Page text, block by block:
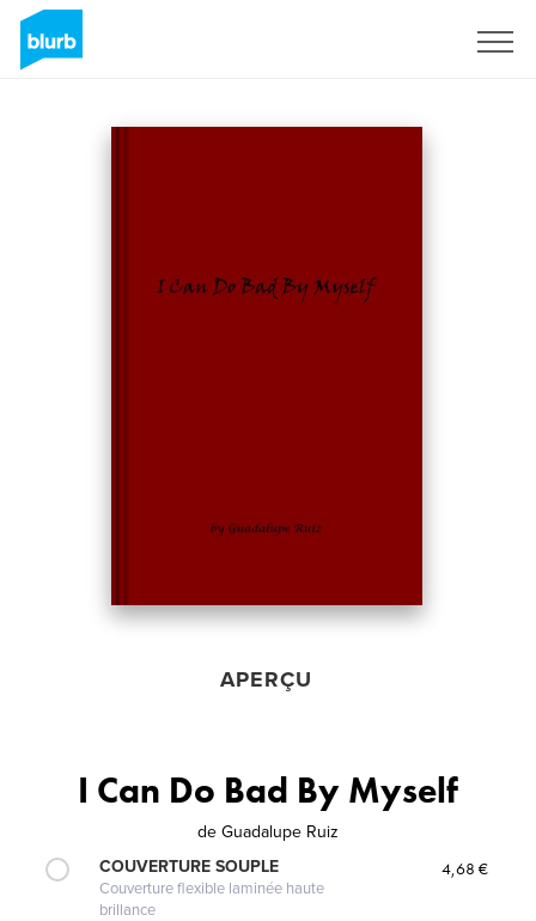
APERÇU
I Can Do Bad By Myself
de Guadalupe Ruiz
COUVERTURE SOUPLE
Couverture flexible laminée haute
brillance
4,68 €